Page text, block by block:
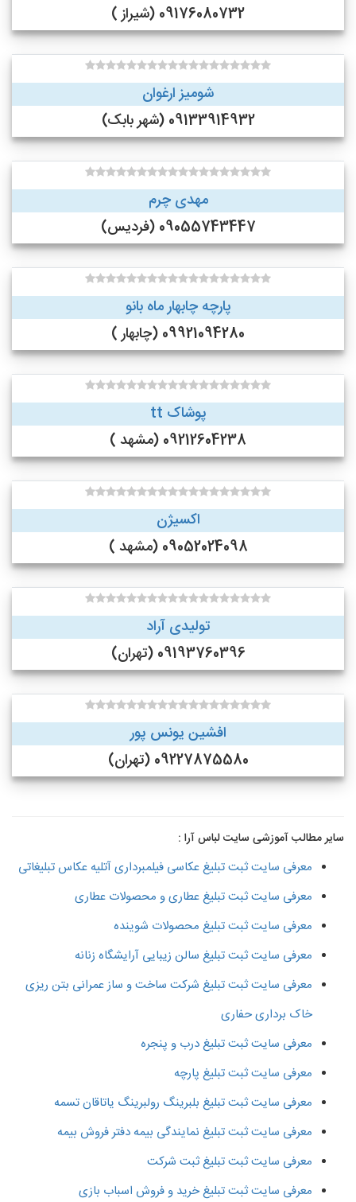
09176080732 (شیراز )
شومیز ارغوان
09133914932 (شهر بابک)
مهدی چرم
09055743447 (فردیس)
پارچه چابهار ماه بانو
09921094280 (چابهار )
پوشاک tt
09212604238 (مشهد )
اکسیژن
09052024098 (مشهد )
تولیدی آراد
09193760396 (تهران)
افشین یونس پور
09227875580 (تهران)
سایر مطالب آموزشی سایت لباس آرا :
معرفی سایت ثبت تبلیغ عکاسی فیلمبرداری آتلیه عکاس تبلیغاتی
معرفی سایت ثبت تبلیغ عطاری و محصولات عطاری
معرفی سایت ثبت تبلیغ محصولات شوینده
معرفی سایت ثبت تبلیغ سالن زیبایی آرایشگاه زنانه
معرفی سایت ثبت تبلیغ شرکت ساخت و ساز عمرانی بتن ریزی
خاک برداری حفاری
معرفی سایت ثبت تبلیغ درب و پنجره
معرفی سایت ثبت تبلیغ پارچه
معرفی سایت ثبت تبلیغ بلبرینگ رولبرینگ یاتاقان تسمه
معرفی سایت ثبت تبلیغ نمایندگی بیمه دفتر فروش بیمه
معرفی سایت ثبت تبلیغ ثبت شرکت
معرفی سایت ثبت تبلیغ خرید و فروش اسباب بازی